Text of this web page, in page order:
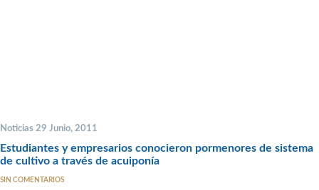
Noticias 29 Junio, 2011
Estudiantes y empresarios conocieron pormenores de sistema
de cultivo a través de acuiponía
SIN COMENTARIOS